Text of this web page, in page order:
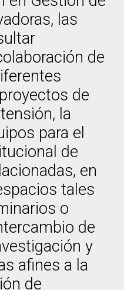
las
de
de
la
para el
de
en
tales
o
de
y
afines a la
de